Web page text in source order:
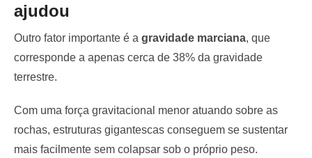
ajudou
Outro fator importante é a gravidade marciana, que
corresponde a apenas cerca de 38% da gravidade
terrestre.
Com uma força gravitacional menor atuando sobre as
rochas, estruturas gigantescas conseguem se sustentar
mais facilmente sem colapsar sob o próprio peso.